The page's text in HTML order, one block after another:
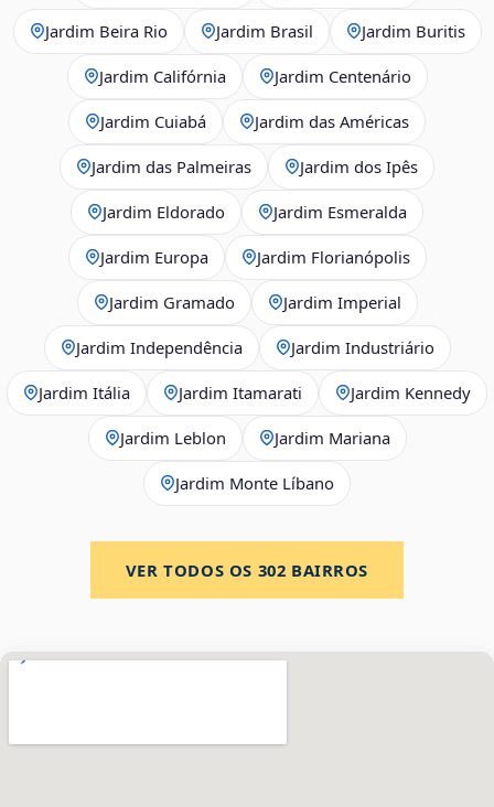
Jardim Beira Rio Jardim Brasil Jardim Buritis
Jardim Califórnia Jardim Centenário
Jardim Cuiabá Jardim das Américas
Jardim das Palmeiras Jardim dos Ipês
Jardim Eldorado Jardim Esmeralda
Jardim Europa Jardim Florianópolis
Jardim Gramado Jardim Imperial
Jardim Independência Jardim Industriário
Jardim Itália Jardim Itamarati Jardim Kennedy
Jardim Leblon Jardim Mariana
Jardim Monte Líbano
VER TODOS OS 302 BAIRROS